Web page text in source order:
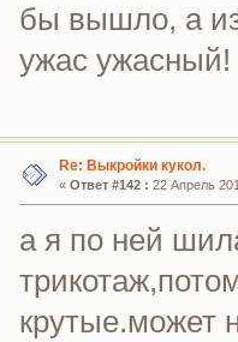
бы вышло, а
ужас
Re: Выкройки кукол.
« Ответ #142 : 22 Апрель
а я по ней
крутые.может